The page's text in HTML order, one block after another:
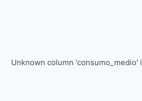
Unknown column 'consumo_medio'